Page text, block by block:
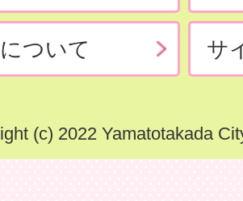
ついて サ
(c) 2022 Yamatotakada